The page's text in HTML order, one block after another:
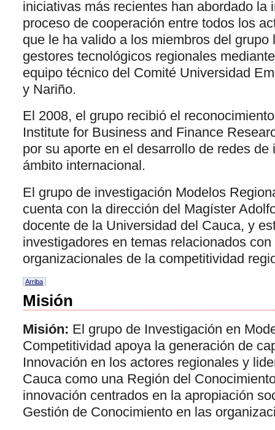
iniciativas más recientes han abordado la
proceso de cooperación entre todos los
que le ha valido a los miembros del grupo
gestores tecnológicos regionales
equipo técnico del Comité Universidad
y Nariño.
El 2008, el grupo recibió el
Institute for Business and Finance
por su aporte en el desarrollo de redes de
ámbito internacional.
El grupo de investigación Modelos
cuenta con la dirección del Magíster
docente de la Universidad del Cauca, y
investigadores en temas relacionados
organizacionales de la competitividad
Arriba
Misión
Misión: El grupo de Investigación en
Competitividad apoya la generación de
Innovación en los actores regionales y
Cauca como una Región del
innovación centrados en la apropiación
Gestión de Conocimiento en las